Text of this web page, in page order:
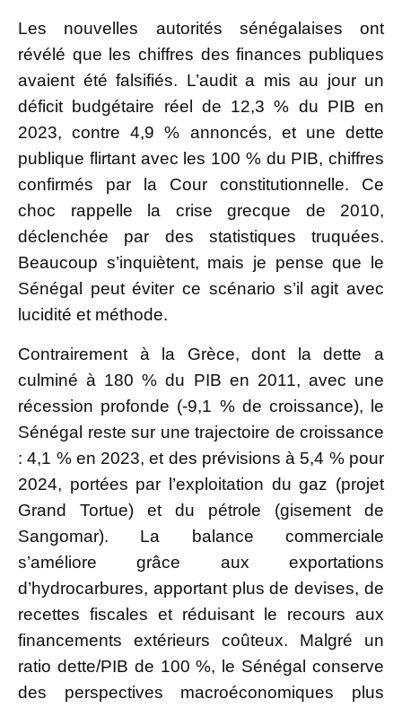
Les nouvelles autorités sénégalaises ont
révélé que les chiffres des finances publiques
avaient été falsifiés. L’audit a mis au jour un
déficit budgétaire réel de 12,3 % du PIB en
2023, contre 4,9 % annoncés, et une dette
publique flirtant avec les 100 % du PIB, chiffres
confirmés par la Cour constitutionnelle. Ce
choc rappelle la crise grecque de 2010,
déclenchée par des statistiques truquées.
Beaucoup s’inquiètent, mais je pense que le
Sénégal peut éviter ce scénario s’il agit avec
lucidité et méthode.
Contrairement à la Grèce, dont la dette a
culminé à 180 % du PIB en 2011, avec une
récession profonde (-9,1 % de croissance), le
Sénégal reste sur une trajectoire de croissance
: 4,1 % en 2023, et des prévisions à 5,4 % pour
2024, portées par l’exploitation du gaz (projet
Grand Tortue) et du pétrole (gisement de
Sangomar). La balance commerciale
s’améliore grâce aux exportations
d’hydrocarbures, apportant plus de devises, de
recettes fiscales et réduisant le recours aux
financements extérieurs coûteux. Malgré un
ratio dette/PIB de 100 %, le Sénégal conserve
des perspectives macroéconomiques plus